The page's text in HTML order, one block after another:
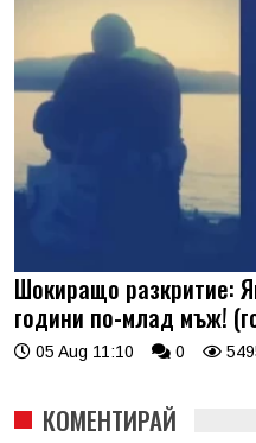
Шокиращо разкритие:
години по-млад мъж!
05 Aug 11:10 0
КОМЕНТИРАЙ